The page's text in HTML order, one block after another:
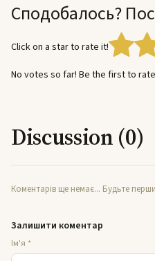
Сподобалось?
Click on a star to rate it!
No votes so far! Be the first to
Discussion (0)
Коментарів ще немає... Будьте
Залишити коментар
Ім'я *